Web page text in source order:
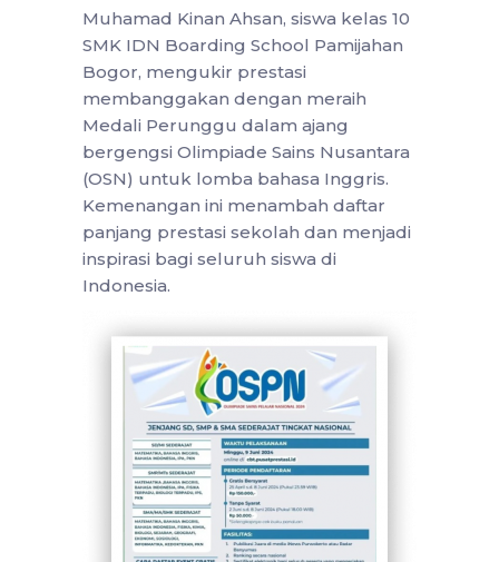
Muhamad Kinan Ahsan, siswa kelas 10
SMK IDN Boarding School Pamijahan
Bogor, mengukir prestasi
membanggakan dengan meraih
Medali Perunggu dalam ajang
bergengsi Olimpiade Sains Nusantara
(OSN) untuk lomba bahasa Inggris.
Kemenangan ini menambah daftar
panjang prestasi sekolah dan menjadi
inspirasi bagi seluruh siswa di
Indonesia.